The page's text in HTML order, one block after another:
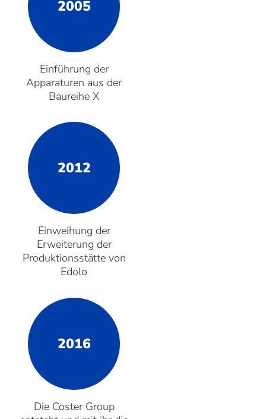
2005
Einführung der
Apparaturen aus der
Baureihe X
2012
Einweihung der
Erweiterung der
Produktionsstätte von
Edolo
2016
Die Coster Group